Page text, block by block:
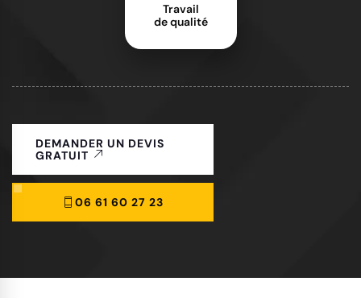
Travail
de qualité
DEMANDER UN DEVIS
GRATUIT
06 61 60 27 23